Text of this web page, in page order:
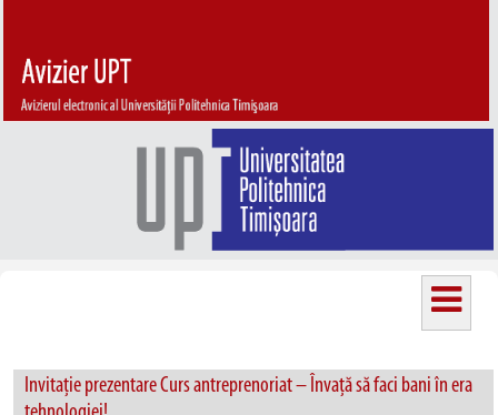
Invitație prezentare Curs antreprenoriat – Învață să faci bani în era